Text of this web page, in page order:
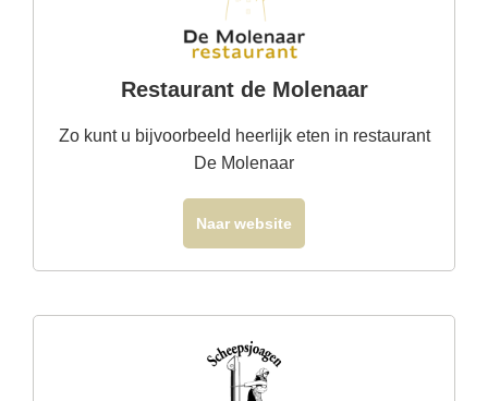
Restaurant de Molenaar
Zo kunt u bijvoorbeeld heerlijk eten in restaurant
De Molenaar
Naar website